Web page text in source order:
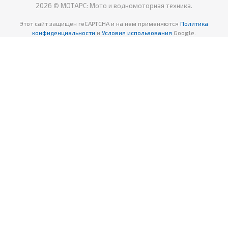
2026 © МОТАРС: Мото и водномоторная техника.
Этот сайт защищен reCAPTCHA и на нем применяются Политика
конфиденциальности и Условия использования Google.